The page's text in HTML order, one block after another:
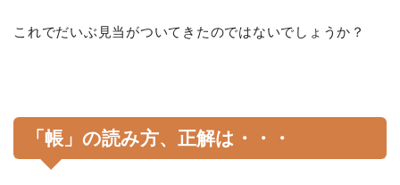
これでだいぶ見当がついてきたのではないでしょうか？
「帳」の読み方、正解は・・・